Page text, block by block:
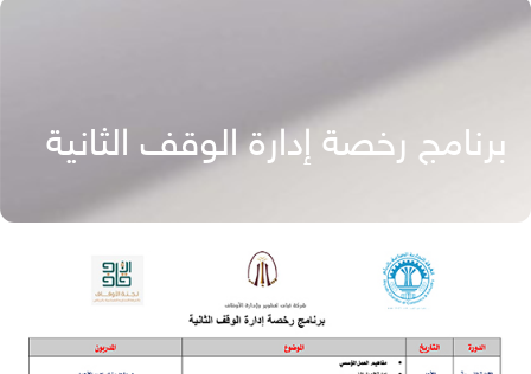
برنامج رخصة إدارة الوقف الثانية